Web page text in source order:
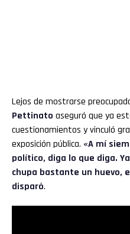
Lejos de mostrarse
Pettinato aseguró que ya
cuestionamientos y vinculó
exposición pública. «A mí
político, diga lo que diga.
chupa bastante un huevo,
disparó.